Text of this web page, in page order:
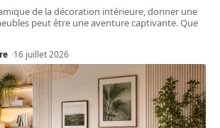
de la décoration intérieure, donner une
peut être une aventure captivante. Que
16 juillet 2026